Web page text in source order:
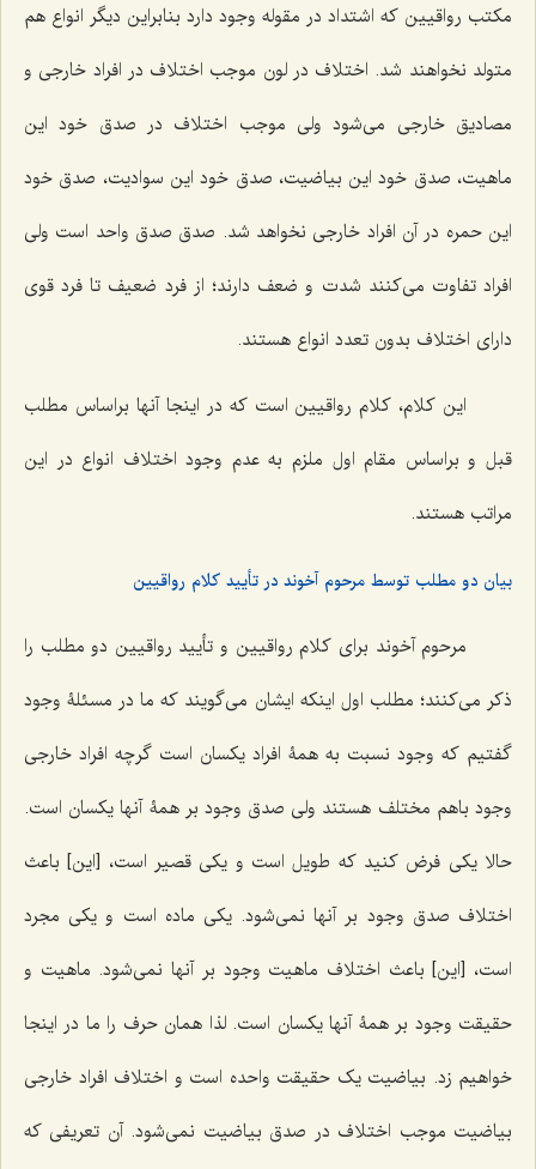
مکتب رواقیین که اشتداد در مقوله وجود دارد بنابراین دیگر انواع هم
متولد نخواهند شد. اختلاف در لون موجب اختلاف در افراد خارجى و
مصادیق خارجى مى‌شود ولى موجب اختلاف در صدق خود این
ماهیت، صدق خود این بیاضیت، صدق خود این سوادیت، صدق خود
این حمره در آن افراد خارجی نخواهد شد. صدق صدق واحد است ولی
افراد تفاوت مى‌کنند شدت و ضعف دارند؛ از فرد ضعیف تا فرد قوی
داراى اختلاف بدون تعدد انواع هستند.
این کلام، کلام رواقیین است که در اینجا آنها براساس مطلب
قبل و براساس مقام اول ملزم به عدم وجود اختلاف انواع در این
مراتب هستند.
بیان دو مطلب توسط مرحوم آخوند در تأیید کلام رواقیین
مرحوم آخوند براى کلام رواقیین و تأیید رواقیین دو مطلب را
ذکر مى‌کنند؛ مطلب اول اینکه ایشان مى‌گویند که ما در مسئلۀ وجود
گفتیم که وجود نسبت به همۀ افراد یکسان است گرچه افراد خارجى
وجود باهم مختلف هستند ولى صدق وجود بر همۀ آنها یکسان است.
حالا یکى فرض کنید که طویل است و یکى قصیر است، [این] باعث
اختلاف صدق وجود بر آنها نمى‌شود. یکى ماده است و یکى مجرد
است، [این] باعث اختلاف ماهیت وجود بر آنها نمى‌شود. ماهیت و
حقیقت وجود بر همۀ آنها یکسان است. لذا همان حرف را ما در اینجا
خواهیم زد. بیاضیت یک حقیقت واحده است و اختلاف افراد خارجى
بیاضیت موجب اختلاف در صدق بیاضیت نمى‌شود. آن تعریفى که